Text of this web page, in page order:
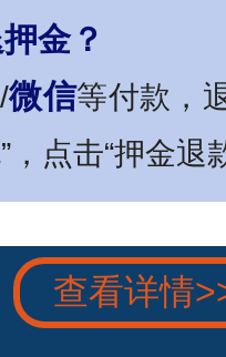
金？
/微信等付款，
，点击“押金退
查看详情